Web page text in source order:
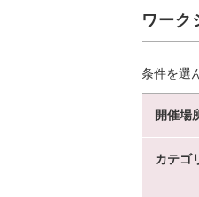
ワーク
条件を選
開催場
カテゴ